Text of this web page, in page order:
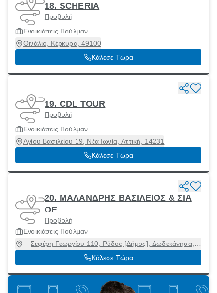
18. SCHERIA
Προβολή
Ενοικιάσεις Πούλμαν
Θινάλιο, Κέρκυρα, 49100
Κάλεσε Τώρα
19. CDL TOUR
Προβολή
Ενοικιάσεις Πούλμαν
Αγίου Βασιλείου 19, Νέα Ιωνία, Αττική, 14231
Κάλεσε Τώρα
20. ΜΑΛΑΝΔΡΗΣ ΒΑΣΙΛΕΙΟΣ & ΣΙΑ
ΟΕ
Προβολή
Ενοικιάσεις Πούλμαν
Σεφέρη Γεωργίου 110, Ρόδος [Δήμος], Δωδεκάνησα,
85100
Κάλεσε Τώρα